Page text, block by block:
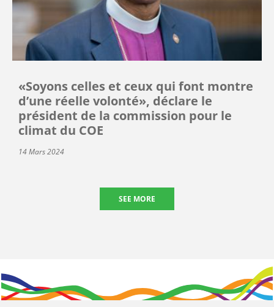
«Soyons celles et ceux qui font montre
d’une réelle volonté», déclare le
président de la commission pour le
climat du COE
14 Mars 2024
SEE MORE